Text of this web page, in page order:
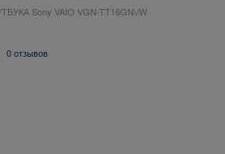
Sony VAIO VGN-TT16GN\/W
0 отзывов